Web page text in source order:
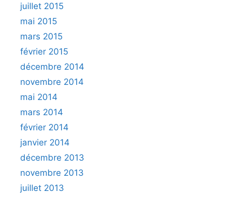
juillet 2015
mai 2015
mars 2015
février 2015
décembre 2014
novembre 2014
mai 2014
mars 2014
février 2014
janvier 2014
décembre 2013
novembre 2013
juillet 2013